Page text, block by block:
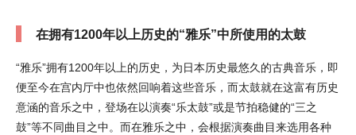
在拥有1200年以上历史的“雅乐”中所使用的太鼓
“雅乐”拥有1200年以上的历史，为日本历史最悠久的古典音乐，即
便至今在宫内厅中也依然回响着这些音乐，而太鼓就在这富有历史
意涵的音乐之中，登场在以演奏“乐太鼓”或是节拍稳健的“三之
鼓”等不同曲目之中。而在雅乐之中，会根据演奏曲目来选用各种